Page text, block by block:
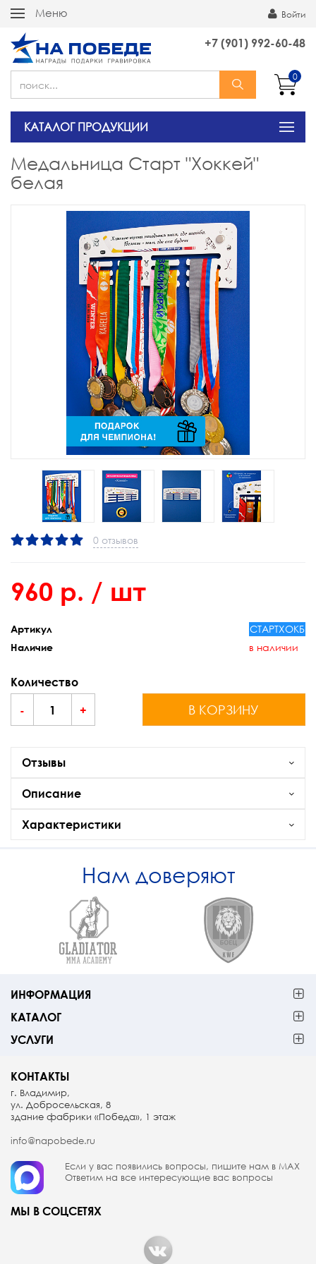
Меню Войти
+7 (901) 992-60-48
0
КАТАЛОГ ПРОДУКЦИИ
Медальница Старт "Хоккей"
белая
0 отзывов
960 р. / шт
Артикул СТАРТХОКБ
Наличие в наличии
Количество
- + В КОРЗИНУ
Отзывы
Описание
Характеристики
Нам доверяют
ИНФОРМАЦИЯ
КАТАЛОГ
УСЛУГИ
КОНТАКТЫ
г. Владимир,
ул. Добросельская, 8
здание фабрики «Победа», 1 этаж
info@napobede.ru
Если у вас появились вопросы, пишите нам в МАX
Ответим на все интересующие вас вопросы
МЫ В СОЦСЕТЯХ